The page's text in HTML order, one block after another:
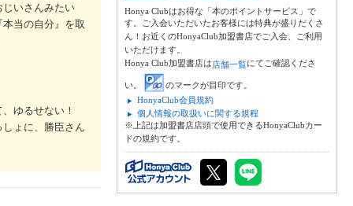
いさんみたい
当の自分』を取
ゆるせない！
ょに、勝臣さん
Honya Clubはお得な「本のポイントサービス」で
す。ご入会いただいたお客様には特典が盛りだくさ
ん！お近くのHonyaClub加盟書店でご入会、ご利用
いただけます。
Honya Club加盟書店は店舗一覧にてご確認くださ
い。
のマークが目印です。
HonyaClub会員規約
個人情報の取扱いに関する規程
※上記は加盟書店店頭で使用できるHonyaClubカー
ドの規約です。